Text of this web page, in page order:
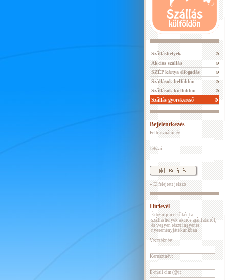
Szálláshelyek
Akciós szállás
SZÉP kártya elfogadás
Szállások belföldön
Szállások külföldön
Szállás gyorskereső
Bejelentkezés
Felhasználónév:
Jelszó:
» Elfelejtett jelszó
Hírlevél
Értesüljön elsőként a
szálláshelyek akciós ajánlatairól,
és vegyen részt ingyenes
nyereményjátékunkban!
Vezetéknév:
Keresztnév:
E-mail cím (@):